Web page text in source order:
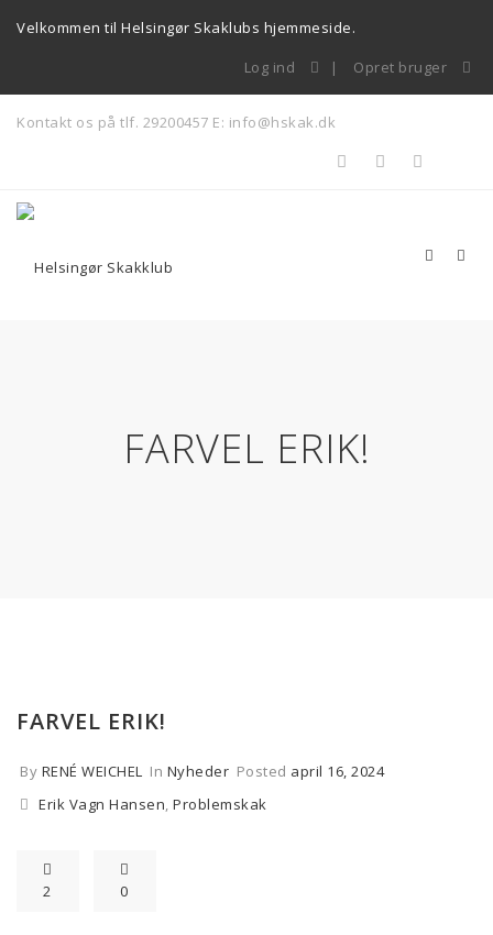
Velkommen til Helsingør Skaklubs hjemmeside.
Log ind
Opret bruger
Kontakt os på tlf. 29200457 E: info@hskak.dk
FARVEL ERIK!
FARVEL ERIK!
By RENÉ WEICHEL In Nyheder Posted april 16, 2024
Erik Vagn Hansen, Problemskak
2 0